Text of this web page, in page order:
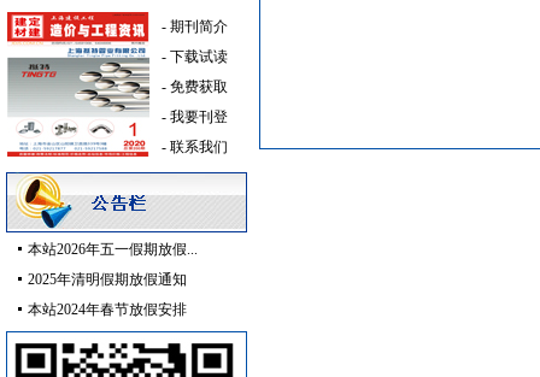
火灾自动报警系统
园林设施 [采购中]
管材管件 [采购中]
二头隔栅射灯 [采购中]
乳化沥青 [采购中]
防水防腐 [采购中]
照明灯具
抛光砖石
防雷接地 [采购中]
门窗玻璃 [采购中]
仪器仪表 [采购中]
变配电
[采购中]
抛光砖石 [采购中]
- 期刊简介
- 下载试读
- 免费获取
- 我要刊登
- 联系我们
本站2026年五一假期放假...
2025年清明假期放假通知
本站2024年春节放假安排